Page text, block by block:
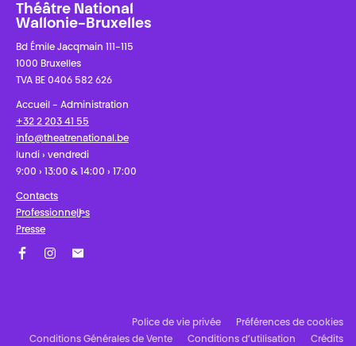
Théâtre National
Wallonie-Bruxelles
Bd Émile Jacqmain 111-115
1000 Bruxelles
TVA BE 0406 582 626
Accueil - Administration
+32 2 203 41 55
info@theatrenational.be
lundi › vendredi
9:00 › 13:00 & 14:00 › 17:00
Contacts
Professionnel·les
Presse
Police de vie privée
Préférences de cookies
Conditions Générales de Vente
Conditions d’utilisation Crédits